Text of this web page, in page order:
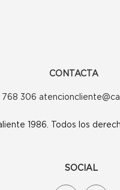
CONTACTA
768 306
1986. Todos los
SOCIAL